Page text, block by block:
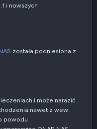
i nowszych
została podniesiona z
i może narazić
nawet z wew.
powodu